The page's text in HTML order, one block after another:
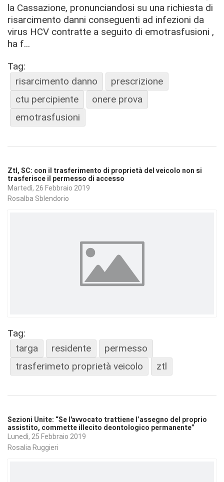
la Cassazione, pronunciandosi su una richiesta di
risarcimento danni conseguenti ad infezioni da
virus HCV contratte a seguito di emotrasfusioni ,
ha f...
Tag:
risarcimento danno
prescrizione
ctu percipiente
onere prova
emotrasfusioni
Ztl, SC: con il trasferimento di proprietà del veicolo non si
trasferisce il permesso di accesso
Martedì, 26 Febbraio 2019
Rosalba Sblendorio
Tag:
targa
residente
permesso
trasferimeto proprietà veicolo
ztl
Sezioni Unite: “Se l'avvocato trattiene l’assegno del proprio
assistito, commette illecito deontologico permanente”
Lunedì, 25 Febbraio 2019
Rosalia Ruggieri